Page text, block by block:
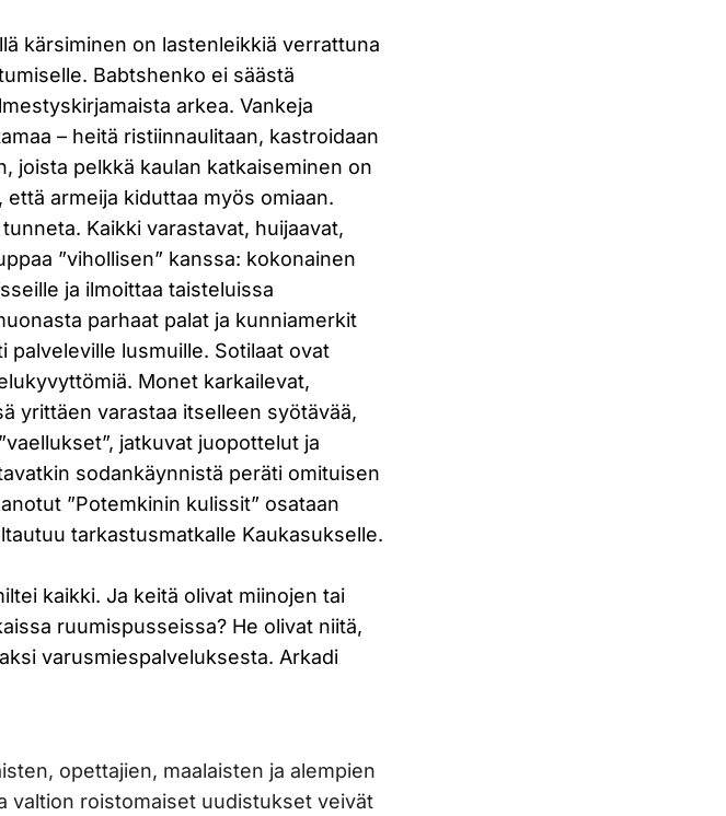
kärsiminen on lastenleikkiä verrattuna
Babtshenko ei säästä
arkea. Vankeja
– heitä ristiinnaulitaan, kastroidaan
joista pelkkä kaulan katkaiseminen on
armeija kiduttaa myös omiaan.
Kaikki varastavat, huijaavat,
”vihollisen” kanssa: kokonainen
ja ilmoittaa taisteluissa
parhaat palat ja kunniamerkit
palveleville lusmuille. Sotilaat ovat
Monet karkailevat,
yrittäen varastaa itselleen syötävää,
jatkuvat juopottelut ja
sodankäynnistä peräti omituisen
”Potemkinin kulissit” osataan
tarkastusmatkalle Kaukasukselle.
kaikki. Ja keitä olivat miinojen tai
ruumispusseissa? He olivat niitä,
varusmiespalveluksesta. Arkadi
opettajien, maalaisten ja alempien
valtion roistomaiset uudistukset veivät